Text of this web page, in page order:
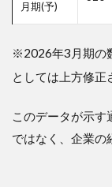
３．
３．
トバ
ンク
グル
取締
役就
任の
月期(予)
※2026年3月期の
としては上方修正
このデータが示す
ではなく、企業の